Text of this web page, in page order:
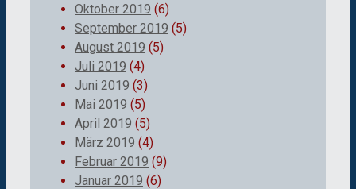
Oktober 2019 (6)
September 2019 (5)
August 2019 (5)
Juli 2019 (4)
Juni 2019 (3)
Mai 2019 (5)
April 2019 (5)
März 2019 (4)
Februar 2019 (9)
Januar 2019 (6)